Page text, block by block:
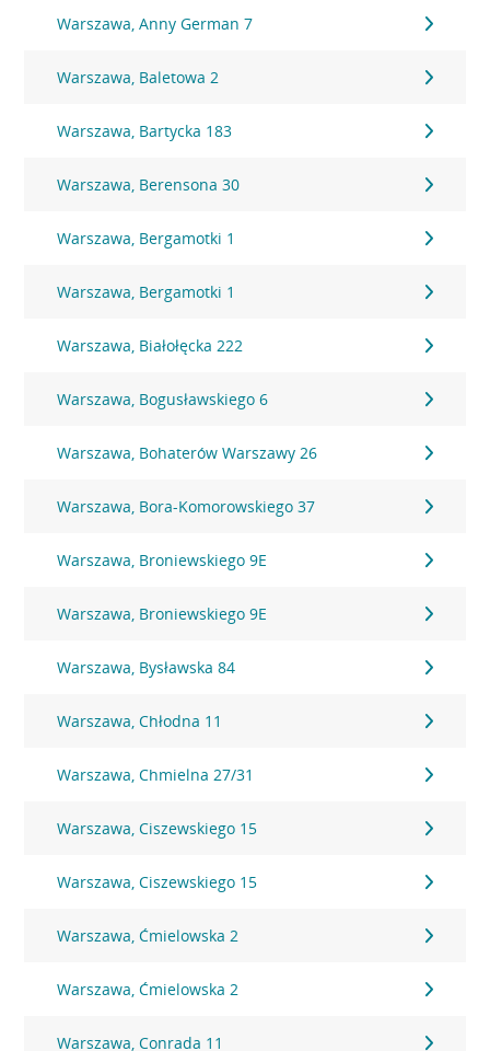
Warszawa, Anny German 7
Warszawa, Baletowa 2
Warszawa, Bartycka 183
Warszawa, Berensona 30
Warszawa, Bergamotki 1
Warszawa, Bergamotki 1
Warszawa, Białołęcka 222
Warszawa, Bogusławskiego 6
Warszawa, Bohaterów Warszawy 26
Warszawa, Bora-Komorowskiego 37
Warszawa, Broniewskiego 9E
Warszawa, Broniewskiego 9E
Warszawa, Bysławska 84
Warszawa, Chłodna 11
Warszawa, Chmielna 27/31
Warszawa, Ciszewskiego 15
Warszawa, Ciszewskiego 15
Warszawa, Ćmielowska 2
Warszawa, Ćmielowska 2
Warszawa, Conrada 11